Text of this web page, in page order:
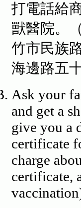
打電話給
獸醫院。
竹市民族
海邊路五
Ask your
and get a
give you a
certificate
charge
certificate,